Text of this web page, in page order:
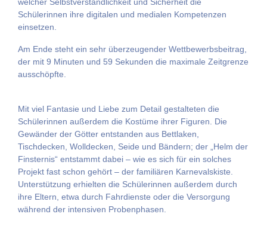
Schülerinnen ihre digitalen und medialen Kompetenzen
einsetzen.
Am Ende steht ein sehr überzeugender Wettbewerbsbeitrag,
der mit 9 Minuten und 59 Sekunden die maximale Zeitgrenze
ausschöpfte.
Mit viel Fantasie und Liebe zum Detail gestalteten die
Schülerinnen außerdem die Kostüme ihrer Figuren. Die
Gewänder der Götter entstanden aus Bettlaken,
Tischdecken, Wolldecken, Seide und Bändern; der „Helm der
Finsternis“ entstammt dabei – wie es sich für ein solches
Projekt fast schon gehört – der familiären Karnevalskiste.
Unterstützung erhielten die Schülerinnen außerdem durch
ihre Eltern, etwa durch Fahrdienste oder die Versorgung
während der intensiven Probenphasen.